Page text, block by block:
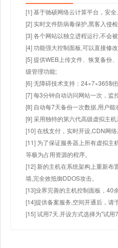
[1] 基于驰硕网络云计算平台，安
[2] 实时文件防病毒保护,黑客入侵
[3] 各个网站以独立进程运行,不会
[4] 功能强大控制面板,可以直接修
[5] 提供WEB上传文件、恢复备份
级管理功能;
[6] 无障碍技术支持：24×7×365制
[7] 每3分钟自动访问网站一次，监
[8] 自动每7天备份一次数据,用户
[9] 采用独特的第六代高级虚拟主
[10] 在线支付，实时开设,CDN网
[11] 为了保证服务器上所有虚拟主
等极为占用资源的程序。
[12] 新的主机在系统架构上重新布
墙,完全效抵御DDOS攻击。
[13]业界完善的主机控制面板，40
[14]提供备案服务,空间开通后，请
[15] 试用7天.开设方式选择为"试用7